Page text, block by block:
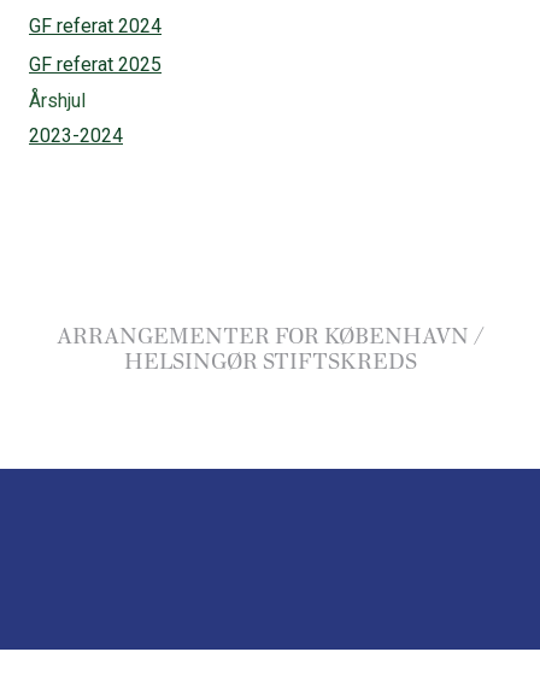
GF referat 2024
GF referat 2025
Årshjul
2023-2024
ARRANGEMENTER FOR KØBENHAVN /
HELSINGØR STIFTSKREDS